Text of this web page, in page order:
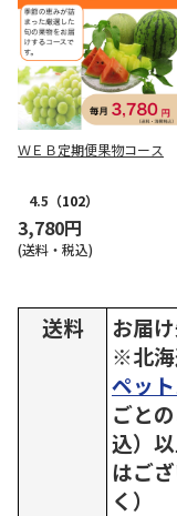
ＷＥＢ定期便果物コース
4.5 （102）
3,780円
(送料・税込)
送料
お届
※北海
ペッ
ごと
込）
はご
く）